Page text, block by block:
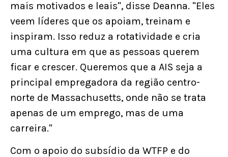
mais motivados e leais", disse Deanna. "Eles
veem líderes que os apoiam, treinam e
inspiram. Isso reduz a rotatividade e cria
uma cultura em que as pessoas querem
ficar e crescer. Queremos que a AIS seja a
principal empregadora da região centro-
norte de Massachusetts, onde não se trata
apenas de um emprego, mas de uma
carreira."
Com o apoio do subsídio da WTFP e do